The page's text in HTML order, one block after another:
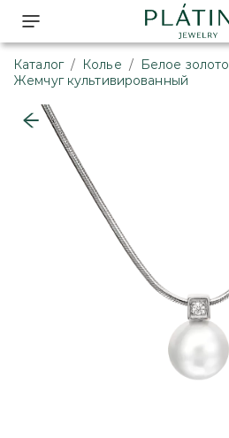
Каталог / Колье / Белое золото
Жемчуг культивированный